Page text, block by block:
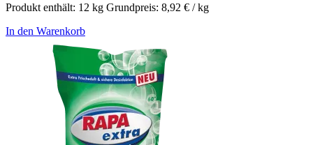
Produkt enthält: 12 kg Grundpreis: 8,92 € /kg
In den Warenkorb